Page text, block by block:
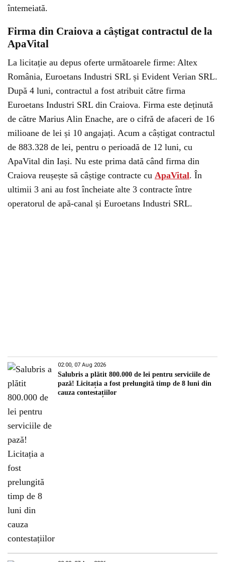
întemeiată.
Firma din Craiova a câștigat contractul de la
ApaVital
La licitație au depus oferte următoarele firme: Altex
România, Euroetans Industri SRL și Evident Verian SRL.
După 4 luni, contractul a fost atribuit către firma
Euroetans Industri SRL din Craiova. Firma este deținută
de către Marius Alin Enache, are o cifră de afaceri de 16
milioane de lei și 10 angajați. Acum a câștigat contractul
de 883.328 de lei, pentru o perioadă de 12 luni, cu
ApaVital din Iași. Nu este prima dată când firma din
Craiova reușește să câștige contracte cu ApaVital. În
ultimii 3 ani au fost încheiate alte 3 contracte între
operatorul de apă-canal și Euroetans Industri SRL.
02:00, 07 Aug 2026
Salubris a plătit 800.000 de lei pentru serviciile de
pază! Licitația a fost prelungită timp de 8 luni din
cauza contestațiilor